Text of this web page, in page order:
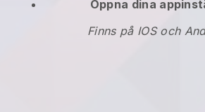
Öppna dina
Finns på IOS och